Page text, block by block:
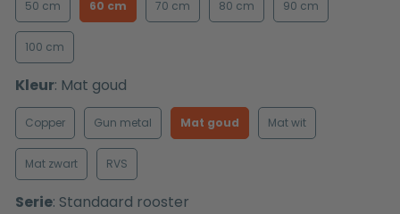
50 cm 60 cm 70 cm 80 cm 90 cm
100 cm
Kleur: Mat goud
Copper Gun metal Mat goud Mat wit
Mat zwart RVS
Serie: Standaard rooster